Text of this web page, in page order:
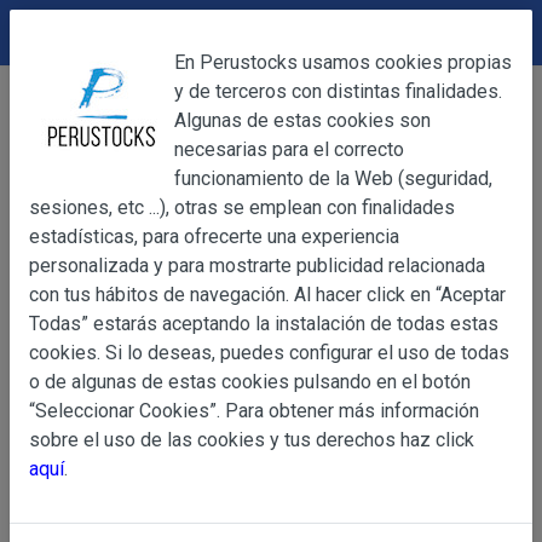
Bebidas
Cervezas
Pilsen Callao 310ml (Caja 24ud)
OBJETO
Información
Básica
sobre
de Datos
OBJETO
Las presentes Condiciones Generales regulan la
web www.perustocks.es, del que es titular ALBERT
YACARINE (en adelante, PERUSTOCKS).
La adquisición de cualesquiera de los productos
DEVOLUCIONES
En Perustocks usamos cookies propias
y de terceros con distintas finalidades.
Algunas de estas cookies son
necesarias para el correcto
funcionamiento de la Web (seguridad,
sesiones, etc ...), otras se emplean con finalidades
estadísticas, para ofrecerte una experiencia
personalizada y para mostrarte publicidad relacionada
con tus hábitos de navegación. Al hacer click en “Aceptar
Todas” estarás aceptando la instalación de todas estas
cookies. Si lo deseas, puedes configurar el uso de todas
o de algunas de estas cookies pulsando en el botón
“Seleccionar Cookies”. Para obtener más información
sobre el uso de las cookies y tus derechos haz click
aquí.